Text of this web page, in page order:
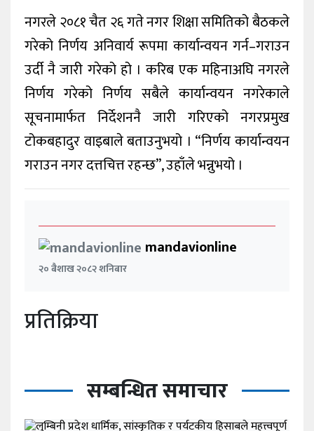
नगरले २०८१ चैत २६ गते नगर शिक्षा समितिको बैठकले
गरेको निर्णय अनिवार्य रूपमा कार्यान्वयन गर्न–गराउन
उर्दी नै जारी गरेको हो । करिब एक महिनाअघि नगरले
निर्णय गरेको निर्णय सबैले कार्यान्वयन नगरेकाले
सूचनामार्फत निर्देशननै जारी गरिएको नगरप्रमुख
टोकबहादुर वाइबाले बताउनुभयो । “निर्णय कार्यान्वयन
गराउन नगर दत्तचित्त रहन्छ”, उहाँले भन्नुभयो ।
mandavionline
२० बैशाख २०८२ शनिबार
प्रतिक्रिया
सम्बन्धित समाचार